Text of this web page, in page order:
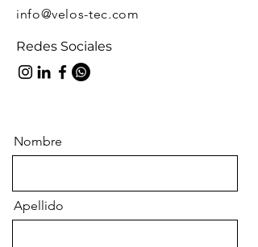
info@velos-tec.com
Redes Sociales
Nombre
Apellido